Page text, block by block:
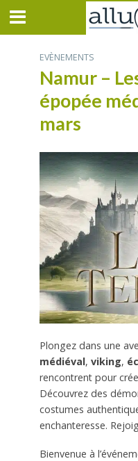
EVÈNEMENTS
Namur –
épopée
mars
Plongez dans une
médiéval, viking,
rencontrent pour
Découvrez des
costumes
enchanteresse.
Bienvenue à